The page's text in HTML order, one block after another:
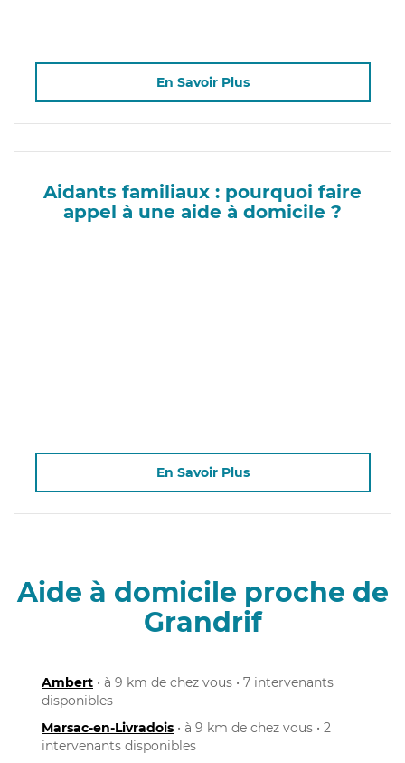
En Savoir Plus
Aidants familiaux : pourquoi faire
appel à une aide à domicile ?
En Savoir Plus
Aide à domicile proche de
Grandrif
Ambert • à 9 km de chez vous • 7 intervenants
disponibles
Marsac-en-Livradois • à 9 km de chez vous • 2
intervenants disponibles